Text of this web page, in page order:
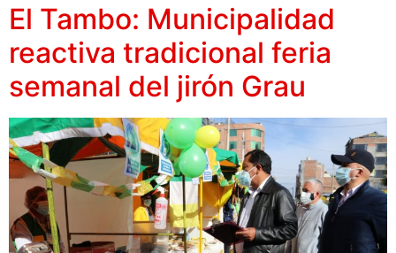
El Tambo: Municipalidad
reactiva tradicional feria
semanal del jirón Grau